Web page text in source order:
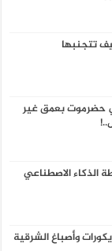
تتجنبها
حضرموت بعمق غير
الذكاء الاصطناعي